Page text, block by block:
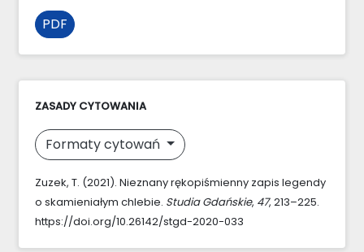
PDF
ZASADY CYTOWANIA
Formaty cytowań
Zuzek, T. (2021). Nieznany rękopiśmienny zapis legendy
o skamieniałym chlebie. Studia Gdańskie, 47, 213–225.
https://doi.org/10.26142/stgd-2020-033